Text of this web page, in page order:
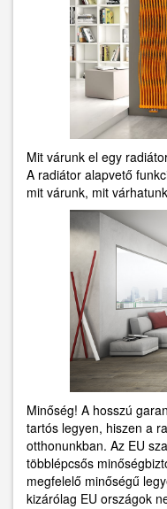
Mit várunk el egy
A radiátor alapvető
mit várunk, mit
Minőség! A hosszú
tartós legyen, hiszen a
otthonunkban. Az EU
többlépcsős
megfelelő minőségű
kizárólag EU országok